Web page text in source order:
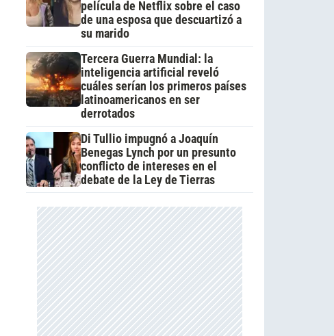
película de Netflix sobre el caso
de una esposa que descuartizó a
su marido
Tercera Guerra Mundial: la
inteligencia artificial reveló
cuáles serían los primeros países
latinoamericanos en ser
derrotados
Di Tullio impugnó a Joaquín
Benegas Lynch por un presunto
conflicto de intereses en el
debate de la Ley de Tierras